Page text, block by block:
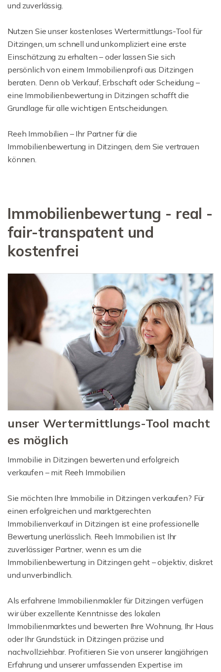
und zuverlässig.
Nutzen Sie unser kostenloses Wertermittlungs-Tool für
Ditzingen, um schnell und unkompliziert eine erste
Einschätzung zu erhalten – oder lassen Sie sich
persönlich von einem Immobilienprofi aus Ditzingen
beraten. Denn ob Verkauf, Erbschaft oder Scheidung –
eine Immobilienbewertung in Ditzingen schafft die
Grundlage für alle wichtigen Entscheidungen.
Reeh Immobilien – Ihr Partner für die
Immobilienbewertung in Ditzingen, dem Sie vertrauen
können.
Immobilienbewertung - real -
fair-transpatent und
kostenfrei
unser Wertermittlungs-Tool macht
es möglich
Immobilie in Ditzingen bewerten und erfolgreich
verkaufen – mit Reeh Immobilien
Sie möchten Ihre Immobilie in Ditzingen verkaufen? Für
einen erfolgreichen und marktgerechten
Immobilienverkauf in Ditzingen ist eine professionelle
Bewertung unerlässlich. Reeh Immobilien ist Ihr
zuverlässiger Partner, wenn es um die
Immobilienbewertung in Ditzingen geht – objektiv, diskret
und unverbindlich.
Als erfahrene Immobilienmakler für Ditzingen verfügen
wir über exzellente Kenntnisse des lokalen
Immobilienmarktes und bewerten Ihre Wohnung, Ihr Haus
oder Ihr Grundstück in Ditzingen präzise und
nachvollziehbar. Profitieren Sie von unserer langjährigen
Erfahrung und unserer umfassenden Expertise im